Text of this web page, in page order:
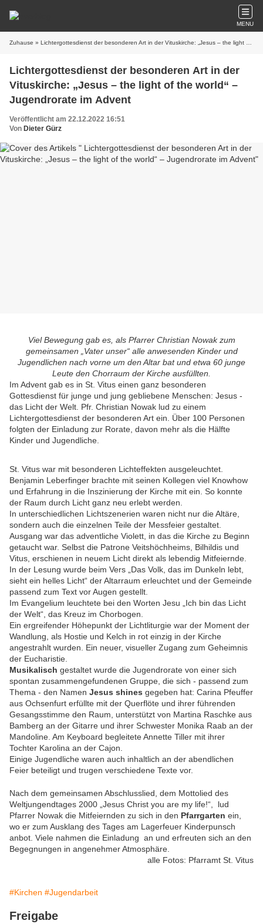
MENU
Zuhause » Lichtergottesdienst der besonderen Art in der Vituskirche: „Jesus – the light of the world“ – Jugendrorate im Advent
Lichtergottesdienst der besonderen Art in der
Vituskirche: „Jesus – the light of the world“ –
Jugendrorate im Advent
Veröffentlicht am 22.12.2022 16:51
Von Dieter Gürz
Viel Bewegung gab es, als Pfarrer Christian Nowak zum
gemeinsamen „Vater unser“ alle anwesenden Kinder und
Jugendlichen nach vorne um den Altar bat und etwa 60 junge
Leute den Chorraum der Kirche ausfüllten.
Im Advent gab es in St. Vitus einen ganz besonderen
Gottesdienst für junge und jung gebliebene Menschen: Jesus -
das Licht der Welt. Pfr. Christian Nowak lud zu einem
Lichtergottesdienst der besonderen Art ein. Über 100 Personen
folgten der Einladung zur Rorate, davon mehr als die Hälfte
Kinder und Jugendliche.
St. Vitus war mit besonderen Lichteffekten ausgeleuchtet.
Benjamin Leberfinger brachte mit seinen Kollegen viel Knowhow
und Erfahrung in die Inszinierung der Kirche mit ein. So konnte
der Raum durch Licht ganz neu erlebt werden.
In unterschiedlichen Lichtszenerien waren nicht nur die Altäre,
sondern auch die einzelnen Teile der Messfeier gestaltet.
Ausgang war das adventliche Violett, in das die Kirche zu Beginn
getaucht war. Selbst die Patrone Veitshöchheims, Bilhildis und
Vitus, erschienen in neuem Licht direkt als lebendig Mitfeiernde.
In der Lesung wurde beim Vers „Das Volk, das im Dunkeln lebt,
sieht ein helles Licht“ der Altarraum erleuchtet und der Gemeinde
passend zum Text vor Augen gestellt.
Im Evangelium leuchtete bei den Worten Jesu „Ich bin das Licht
der Welt“, das Kreuz im Chorbogen.
Ein ergreifender Höhepunkt der Lichtliturgie war der Moment der
Wandlung, als Hostie und Kelch in rot einzig in der Kirche
angestrahlt wurden. Ein neuer, visueller Zugang zum Geheimnis
der Eucharistie.
Musikalisch gestaltet wurde die Jugendrorate von einer sich
spontan zusammengefundenen Gruppe, die sich - passend zum
Thema - den Namen Jesus shines gegeben hat: Carina Pfeuffer
aus Ochsenfurt erfüllte mit der Querflöte und ihrer führenden
Gesangsstimme den Raum, unterstützt von Martina Raschke aus
Bamberg an der Gitarre und ihrer Schwester Monika Raab an der
Mandoline. Am Keyboard begleitete Annette Tiller mit ihrer
Tochter Karolina an der Cajon.
Einige Jugendliche waren auch inhaltlich an der abendlichen
Feier beteiligt und trugen verschiedene Texte vor.
Nach dem gemeinsamen Abschlusslied, dem Mottolied des
Weltjungendtages 2000 „Jesus Christ you are my life!“, lud
Pfarrer Nowak die Mitfeiernden zu sich in den Pfarrgarten ein,
wo er zum Ausklang des Tages am Lagerfeuer Kinderpunsch
anbot. Viele nahmen die Einladung an und erfreuten sich an den
Begegnungen in angenehmer Atmosphäre.
alle Fotos: Pfarramt St. Vitus
#Kirchen #Jugendarbeit
Freigabe